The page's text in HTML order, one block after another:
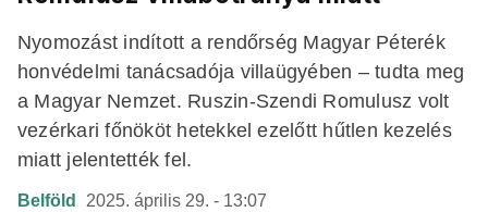
Nyomozást indított a rendőrség Magyar Péterék
honvédelmi tanácsadója villaügyében – tudta meg
a Magyar Nemzet. Ruszin-Szendi Romulusz volt
vezérkari főnököt hetekkel ezelőtt hűtlen kezelés
miatt jelentették fel.
Belföld 2025. április 29. - 13:07